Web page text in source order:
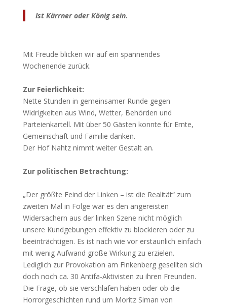
Ist Kärrner oder König sein.
Mit Freude blicken wir auf ein spannendes
Wochenende zurück.
Zur Feierlichkeit:
Nette Stunden in gemeinsamer Runde gegen
Widrigkeiten aus Wind, Wetter, Behörden und
Parteienkartell. Mit über 50 Gästen konnte für Ernte,
Gemeinschaft und Familie danken.
Der Hof Nahtz nimmt weiter Gestalt an.
Zur politischen Betrachtung:
„Der größte Feind der Linken – ist die Realität“ zum
zweiten Mal in Folge war es den angereisten
Widersachern aus der linken Szene nicht möglich
unsere Kundgebungen effektiv zu blockieren oder zu
beeinträchtigen. Es ist nach wie vor erstaunlich einfach
mit wenig Aufwand große Wirkung zu erzielen.
Lediglich zur Provokation am Finkenberg gesellten sich
doch noch ca. 30 Antifa-Aktivisten zu ihren Freunden.
Die Frage, ob sie verschlafen haben oder ob die
Horrorgeschichten rund um Moritz Siman von